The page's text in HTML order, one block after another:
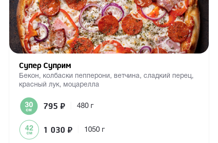
Супер Суприм
Бекон, колбаски пепперони, ветчина, сладкий перец,
красный лук, моцарелла
795 ₽ 480 г
1 030 ₽ 1050 г